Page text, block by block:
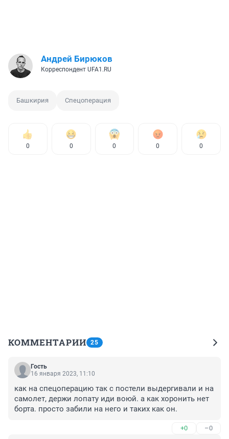
Андрей Бирюков
Корреспондент UFA1.RU
Башкирия Спецоперация
0 0 0 0 0
КОММЕНТАРИИ 25
Гость
16 января 2023, 11:10
как на спецоперацию так с постели выдергивали и на
самолет, держи лопату иди воюй. а как хоронить нет
борта. просто забили на него и таких как он.
+0 –0